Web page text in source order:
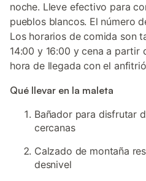
noche. Lleve efectivo para
pueblos blancos. El número
Los horarios de comida son
14:00 y 16:00 y cena a partir
hora de llegada con el
Qué llevar en la maleta
Bañador para disfrutar
cercanas
Calzado de montaña
desnivel